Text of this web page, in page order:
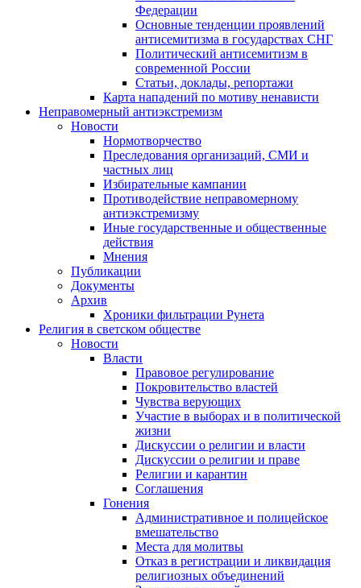
Федерации
Основные тенденции проявлений
антисемитизма в государствах СНГ
Политический антисемитизм в
современной России
Статьи, доклады, репортажи
Карта нападений по мотиву ненависти
Неправомерный антиэкстремизм
Новости
Нормотворчество
Преследования организаций, СМИ и
частных лиц
Избирательные кампании
Противодействие неправомерному
антиэкстремизму
Иные государственные и общественные
действия
Мнения
Публикации
Документы
Архив
Хроники фильтрации Рунета
Религия в светском обществе
Новости
Власти
Правовое регулирование
Покровительство властей
Чувства верующих
Участие в выборах и в политической
жизни
Дискуссии о религии и власти
Дискуссии о религии и праве
Религии и карантин
Соглашения
Гонения
Административное и полицейское
вмешательство
Места для молитвы
Отказ в регистрации и ликвидация
религиозных объединений